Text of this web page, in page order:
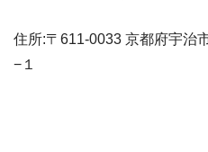
住所:〒611-0033 京都府宇治
−１